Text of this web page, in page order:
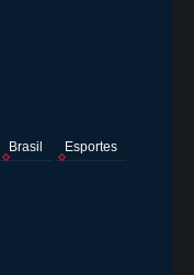
Brasil
Esportes